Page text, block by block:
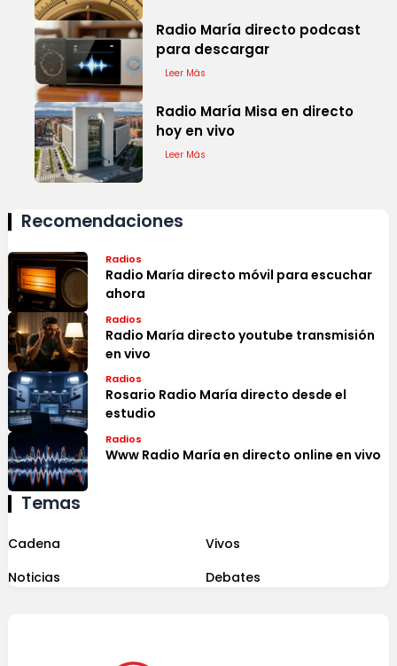
Radio María directo podcast
para descargar
Leer Más
Radio María Misa en directo
hoy en vivo
Leer Más
Recomendaciones
Radios
Radio María directo móvil para escuchar
ahora
Radios
Radio María directo youtube transmisión
en vivo
Radios
Rosario Radio María directo desde el
estudio
Radios
Www Radio María en directo online en vivo
Temas
Cadena
Vivos
Noticias
Debates